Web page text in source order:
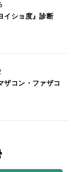
イショ度』診断
ザコン・ファザコ